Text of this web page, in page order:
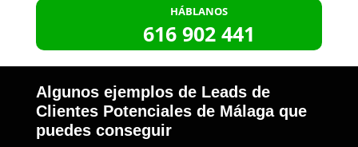
HÁBLANOS
616 902 441
Algunos ejemplos de Leads de
Clientes Potenciales de Málaga que
puedes conseguir